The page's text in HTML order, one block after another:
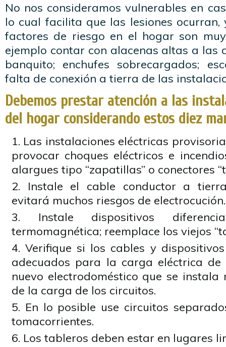
No nos consideramos vulnerables en
lo cual facilita que las lesiones
factores de riesgo en el hogar son
ejemplo contar con alacenas altas a las
banquito; enchufes sobrecargados;
falta de conexión a tierra de las
Debemos prestar atención a las
del hogar considerando estos diez
Las instalaciones eléctricas
provocar choques eléctricos e
alargues tipo “zapatillas” o conectores
Instale el cable conductor a
evitará muchos riesgos de electrocución.
Instale dispositivos
termomagnética; reemplace los viejos
Verifique si los cables y
adecuados para la carga eléctrica de
nuevo electrodoméstico que se instala
de la carga de los circuitos.
En lo posible use circuitos
tomacorrientes.
Los tableros deben estar en lugares